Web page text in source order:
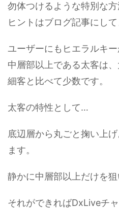
勿体つけるような特別な
ヒントはブログ記事にして
ユーザーにもヒエラルキ
中層部以上である太客は
細客と比べて少数です。
太客の特性として…
底辺層から丸ごと掬い上
ます。
静かに中層部以上だけを狙
それができればDxLiveチ